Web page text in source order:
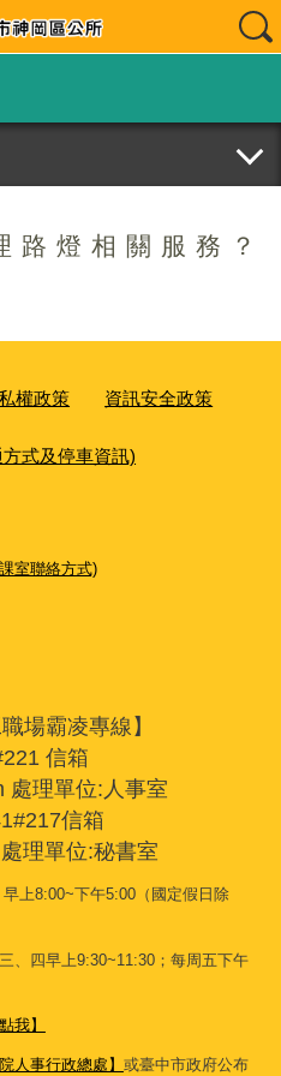
路燈相關服務？
權政策 資訊安全政策
式及停車資訊)
室聯絡方式)
場霸凌專線】
信箱
處理單位:人事室
信箱
理單位:秘書室
上8:00~下午5:00（國定假日除
、四早上9:30~11:30；每周五下午
我】
人事行政總處】 或臺中市政府公布